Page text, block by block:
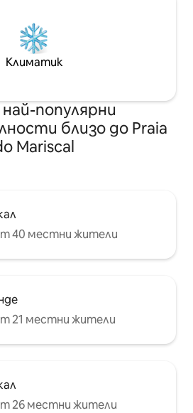
Климатик
популярни
близо до Praia
Mariscal
40 местни жители
21 местни жители
26 местни жители